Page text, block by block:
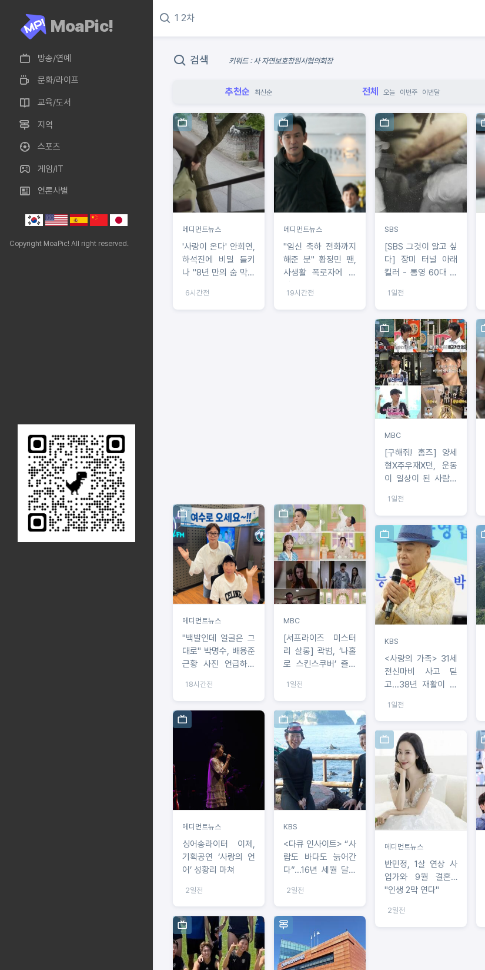
MoaPic!
방송/연예
문화/라이프
교육/도서
지역
스포츠
게임/IT
언론사별
Copyright MoaPic! All right reserved.
검색 키워드 : 사 자연보호창원시협의회장
추천순 최신순 전체 오늘 이번주 이번달
메디먼트뉴스
'사랑이 온다' 안희연,
하석진에 비밀 들키
나 "8년 만의 숨 막히
6시간전
메디먼트뉴스
"임신 축하 전화까지
해준 분" 황정민 팬,
사생활 폭로자에 직
19시간전
SBS
[SBS 그것이 알고 싶
다] 장미 터널 아래
킬러 - 통영 60대 여
1일전
MBC
[구해줘! 홈즈] 양세
형X주우재X던, 운동
이 일상이 된 사람들
동세권' 임장 특집!
1일전
메디먼트뉴스
"백발인데 얼굴은 그
대로" 박명수, 배용준
근황 사진 언급하며
18시간전
MBC
[서프라이즈 미스터
리 살롱] 곽범, ‘나홀
로 스킨스쿠버’ 즐긴
“절대 이해 못해!”
1일전
KBS
<사랑의 가족> 31세
전신마비 사고 딛
고...38년 재활이 빚
꿈
1일전
메디먼트뉴스
싱어송라이터 이제,
기획공연 ‘사랑의 언
어’ 성황리 마쳐
2일전
KBS
<다큐 인사이트> “사
람도 바다도 늙어간
다”...16년 세월 달라
의 기록
2일전
메디먼트뉴스
반민정, 1살 연상 사
업가와 9월 결혼…
"인생 2막 연다"
2일전